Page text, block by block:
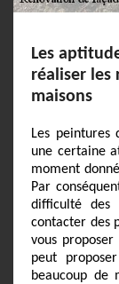
Les
réaliser les
maisons
Les peintures
une certaine
moment
Par
difficulté des
contacter des
vous
peut
beaucoup de